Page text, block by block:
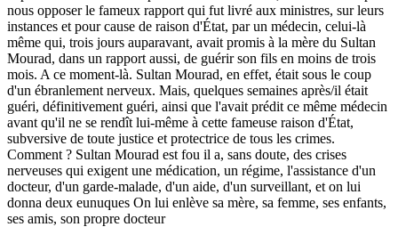
nous opposer le fameux rapport qui fut livré aux ministres, sur leurs
instances et pour cause de raison d'État, par un médecin, celui-là
même qui, trois jours auparavant, avait promis à la mère du Sultan
Mourad, dans un rapport aussi, de guérir son fils en moins de trois
mois. A ce moment-là. Sultan Mourad, en effet, était sous le coup
d'un ébranlement nerveux. Mais, quelques semaines après/il était
guéri, définitivement guéri, ainsi que l'avait prédit ce même médecin
avant qu'il ne se rendît lui-même à cette fameuse raison d'État,
subversive de toute justice et protectrice de tous les crimes.
Comment ? Sultan Mourad est fou il a, sans doute, des crises
nerveuses qui exigent une médication, un régime, l'assistance d'un
docteur, d'un garde-malade, d'un aide, d'un surveillant, et on lui
donna deux eunuques On lui enlève sa mère, sa femme, ses enfants,
ses amis, son propre docteur